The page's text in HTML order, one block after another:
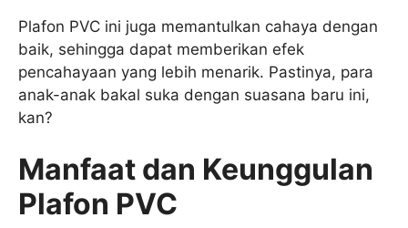
Plafon PVC ini juga memantulkan cahaya dengan
baik, sehingga dapat memberikan efek
pencahayaan yang lebih menarik. Pastinya, para
anak-anak bakal suka dengan suasana baru ini,
kan?
Manfaat dan Keunggulan
Plafon PVC